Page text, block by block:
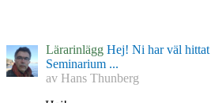
Lärarinlägg Hej! Ni har väl
Seminarium ...
av Hans Thunberg